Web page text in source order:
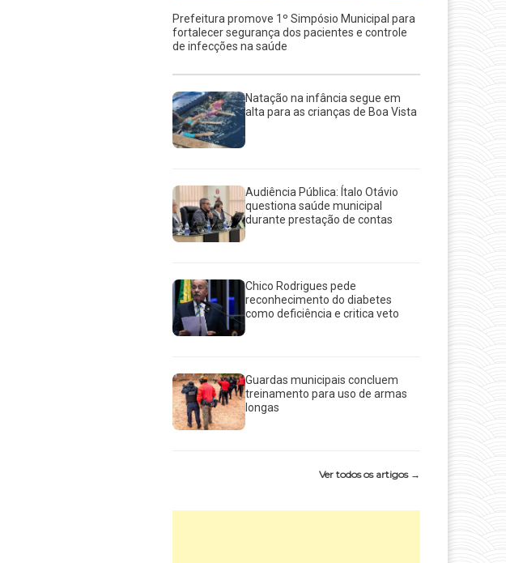
Prefeitura promove 1º Simpósio Municipal para
fortalecer segurança dos pacientes e controle
de infecções na saúde
Natação na infância segue em
alta para as crianças de Boa Vista
Audiência Pública: Ítalo Otávio
questiona saúde municipal
durante prestação de contas
Chico Rodrigues pede
reconhecimento do diabetes
como deficiência e critica veto
Guardas municipais concluem
treinamento para uso de armas
longas
Ver todos os artigos →